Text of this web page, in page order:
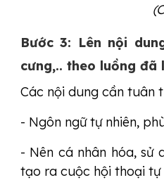
Bước 3: Lên nội
cưng,.. theo luồng đã
Các nội dung cần tuân
- Ngôn ngữ tự nhiên,
- Nên cá nhân hóa, sử
tạo ra cuộc hội thoại tự